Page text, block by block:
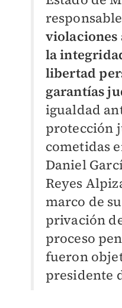
violaciones
la
libertad
garantías
igualdad
protección
cometidas
Daniel
Reyes
marco de
privación
proceso
fueron
presidente